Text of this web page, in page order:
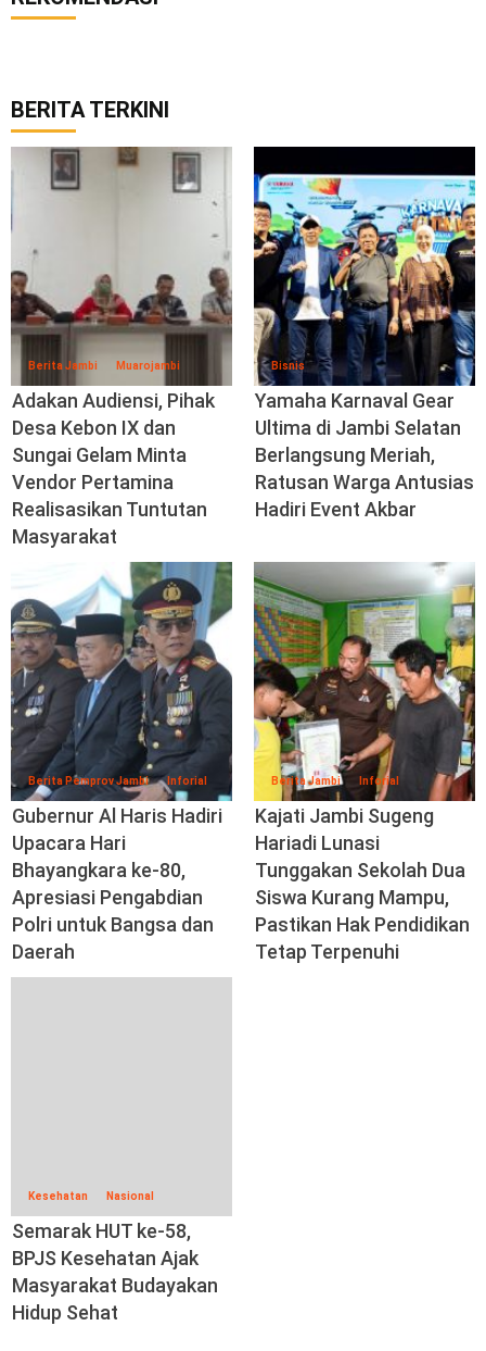
BERITA TERKINI
Berita Jambi Muarojambi
Adakan Audiensi, Pihak
Desa Kebon IX dan
Sungai Gelam Minta
Vendor Pertamina
Realisasikan Tuntutan
Masyarakat
Bisnis
Yamaha Karnaval Gear
Ultima di Jambi Selatan
Berlangsung Meriah,
Ratusan Warga Antusias
Hadiri Event Akbar
Berita Pemprov Jambi Inforial
Gubernur Al Haris Hadiri
Upacara Hari
Bhayangkara ke-80,
Apresiasi Pengabdian
Polri untuk Bangsa dan
Daerah
Berita Jambi Inforial
Kajati Jambi Sugeng
Hariadi Lunasi
Tunggakan Sekolah Dua
Siswa Kurang Mampu,
Pastikan Hak Pendidikan
Tetap Terpenuhi
Kesehatan Nasional
Semarak HUT ke-58,
BPJS Kesehatan Ajak
Masyarakat Budayakan
Hidup Sehat